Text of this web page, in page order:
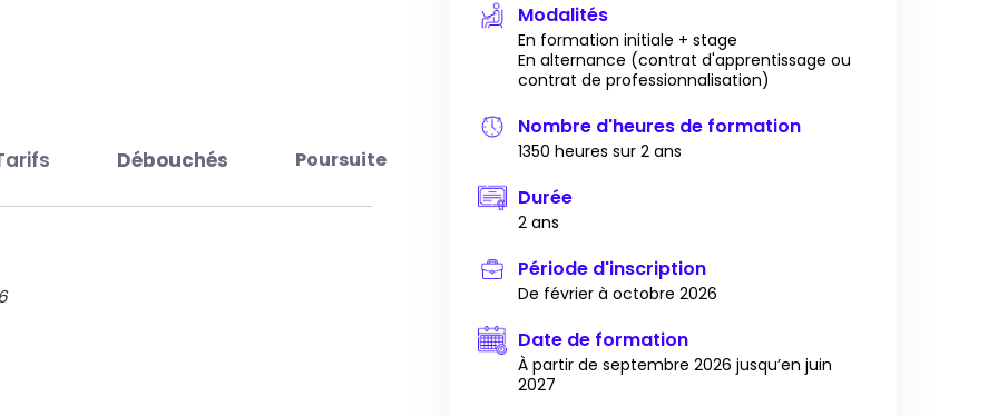
Débouchés Poursuite
Modalités
En formation initiale + stage
En alternance (contrat d'apprentissage ou
contrat de professionnalisation)
Nombre d'heures de formation
1350 heures sur 2 ans
Durée
2 ans
Période d'inscription
De février à octobre 2026
Date de formation
À partir de septembre 2026 jusqu’en juin
2027